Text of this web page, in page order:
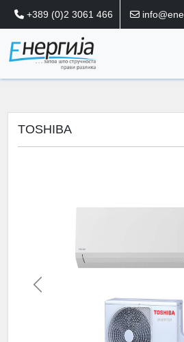
+389 (0)2 3061 466
TOSHIBA
Previous